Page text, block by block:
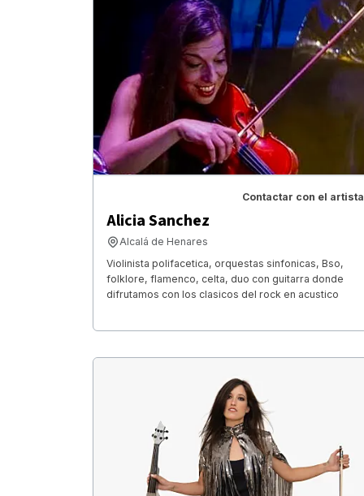
Contactar con el artista
Alicia Sanchez
Alcalá de Henares
Violinista polifacetica, orquestas sinfonicas, Bso,
folklore, flamenco, celta, duo con guitarra donde
difrutamos con los clasicos del rock en acustico